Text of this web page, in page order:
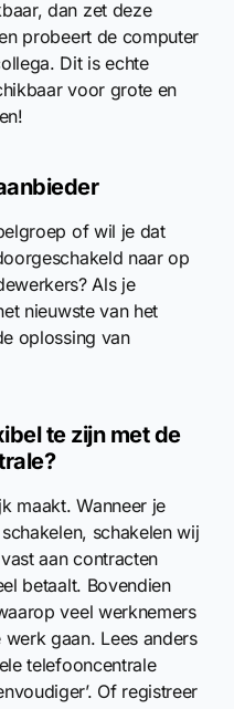
dan zet deze
probeert de computer
Dit is echte
voor grote en
of wil je dat
naar op
Als je
nieuwste van het
oplossing van
te zijn met de
maakt. Wanneer je
schakelen wij
aan contracten
betaalt. Bovendien
veel werknemers
gaan. Lees anders
telefooncentrale
Of registreer